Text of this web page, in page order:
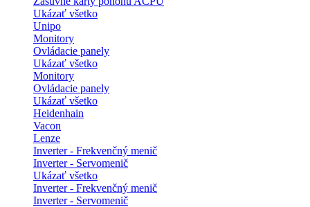
Ukázať všetko
Unipo
Monitory
Ovládacie panely
Ukázať všetko
Monitory
Ovládacie panely
Ukázať všetko
Heidenhain
Vacon
Lenze
Inverter - Frekvenčný menič
Inverter - Servomenič
Ukázať všetko
Inverter - Frekvenčný menič
Inverter - Servomenič